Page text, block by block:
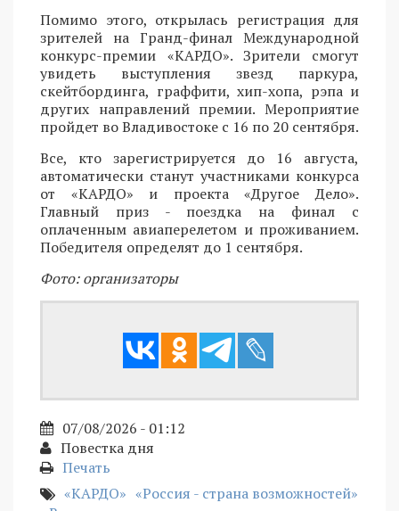
Помимо этого, открылась регистрация для
зрителей на Гранд-финал Международной
конкурс-премии «КАРДО». Зрители смогут
увидеть выступления звезд паркура,
скейтбординга, граффити, хип-хопа, рэпа и
других направлений премии. Мероприятие
пройдет во Владивостоке с 16 по 20 сентября.
Все, кто зарегистрируется до 16 августа,
автоматически станут участниками конкурса
от «КАРДО» и проекта «Другое Дело».
Главный приз - поездка на финал с
оплаченным авиаперелетом и проживанием.
Победителя определят до 1 сентября.
Фото: организаторы
07/08/2026 - 01:12
Повестка дня
Печать
«КАРДО» «Россия - страна возможностей»